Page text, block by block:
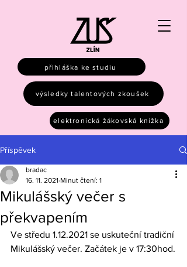
přihláška ke studiu
výsledky talentových zkoušek
elektronická žákovská knížka
Příspěvek
Mikulášský večer s
překvapením
bradac
16. 11. 2021 Minut čtení: 1
Ve středu 1.12.2021 se uskuteční tradiční
Mikulášský večer. Začátek je v 17:30hod.